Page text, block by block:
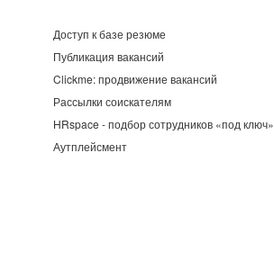
Доступ к базе резюме
Публикация вакансий
Clickme: продвижение вакансий
Рассылки соискателям
HRspace - подбор сотрудников «под ключ»
Аутплейсмент